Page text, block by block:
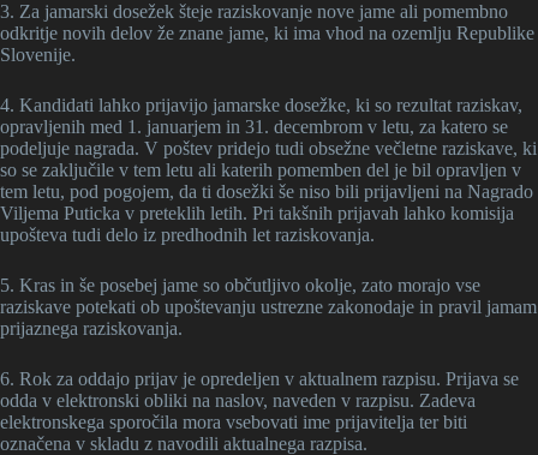
3. Za jamarski dosežek šteje raziskovanje nove jame ali pomembno
odkritje novih delov že znane jame, ki ima vhod na ozemlju Republike
Slovenije.
4. Kandidati lahko prijavijo jamarske dosežke, ki so rezultat raziskav,
opravljenih med 1. januarjem in 31. decembrom v letu, za katero se
podeljuje nagrada. V poštev pridejo tudi obsežne večletne raziskave, ki
so se zaključile v tem letu ali katerih pomemben del je bil opravljen v
tem letu, pod pogojem, da ti dosežki še niso bili prijavljeni na Nagrado
Viljema Puticka v preteklih letih. Pri takšnih prijavah lahko komisija
upošteva tudi delo iz predhodnih let raziskovanja.
5. Kras in še posebej jame so občutljivo okolje, zato morajo vse
raziskave potekati ob upoštevanju ustrezne zakonodaje in pravil jamam
prijaznega raziskovanja.
6. Rok za oddajo prijav je opredeljen v aktualnem razpisu. Prijava se
odda v elektronski obliki na naslov, naveden v razpisu. Zadeva
elektronskega sporočila mora vsebovati ime prijavitelja ter biti
označena v skladu z navodili aktualnega razpisa.